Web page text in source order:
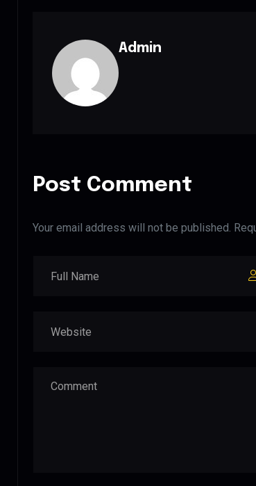
Admin
Post Comment
Your email address will not be published.